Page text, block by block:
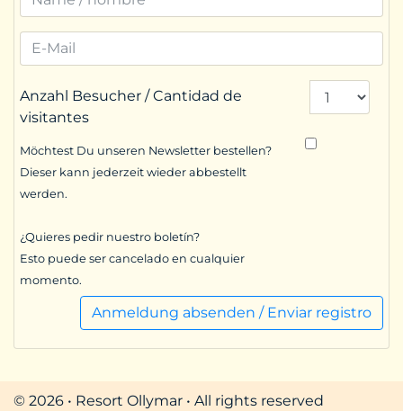
Anzahl Besucher / Cantidad de
visitantes
Möchtest Du unseren Newsletter bestellen?
Dieser kann jederzeit wieder abbestellt
werden.
¿Quieres pedir nuestro boletín?
Esto puede ser cancelado en cualquier
momento.
Anmeldung absenden / Enviar registro
© 2026 • Resort Ollymar • All rights reserved